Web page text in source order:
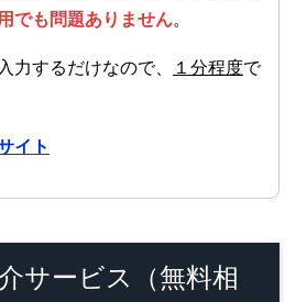
でも問題ありません。
力するだけなので、 １分程度で
イト
サービス（無料相